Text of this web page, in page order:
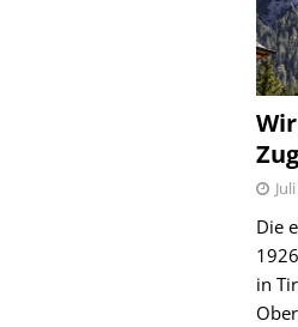
Die
in